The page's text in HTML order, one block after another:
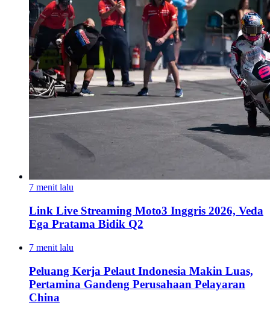
7 menit lalu
Link Live Streaming Moto3 Inggris 2026, Veda
Ega Pratama Bidik Q2
7 menit lalu
Peluang Kerja Pelaut Indonesia Makin Luas,
Pertamina Gandeng Perusahaan Pelayaran
China